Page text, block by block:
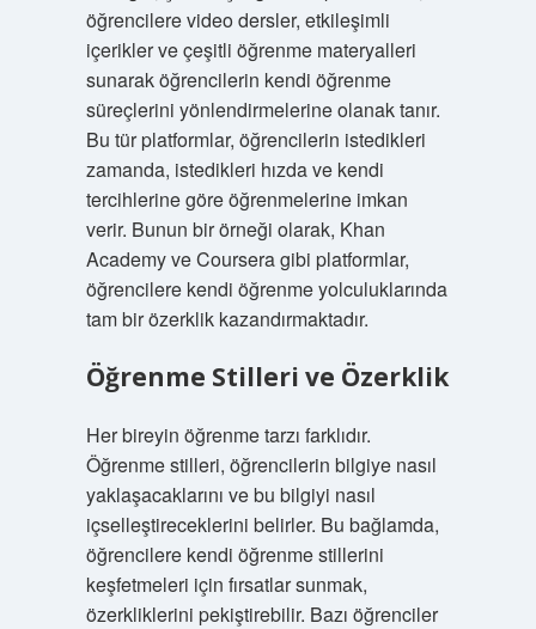
öğrencilere video dersler, etkileşimli
içerikler ve çeşitli öğrenme materyalleri
sunarak öğrencilerin kendi öğrenme
süreçlerini yönlendirmelerine olanak tanır.
Bu tür platformlar, öğrencilerin istedikleri
zamanda, istedikleri hızda ve kendi
tercihlerine göre öğrenmelerine imkan
verir. Bunun bir örneği olarak, Khan
Academy ve Coursera gibi platformlar,
öğrencilere kendi öğrenme yolculuklarında
tam bir özerklik kazandırmaktadır.
Öğrenme Stilleri ve Özerklik
Her bireyin öğrenme tarzı farklıdır.
Öğrenme stilleri, öğrencilerin bilgiye nasıl
yaklaşacaklarını ve bu bilgiyi nasıl
içselleştireceklerini belirler. Bu bağlamda,
öğrencilere kendi öğrenme stillerini
keşfetmeleri için fırsatlar sunmak,
özerkliklerini pekiştirebilir. Bazı öğrenciler